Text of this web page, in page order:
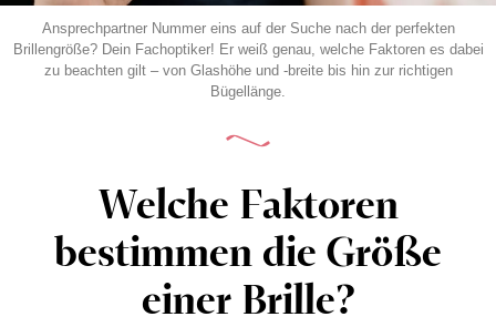
Ansprechpartner Nummer eins auf der Suche nach der perfekten
Brillengröße? Dein Fachoptiker! Er weiß genau, welche Faktoren es dabei
zu beachten gilt – von Glashöhe und -breite bis hin zur richtigen
Bügellänge.
Welche Faktoren
bestimmen die Größe
einer Brille?